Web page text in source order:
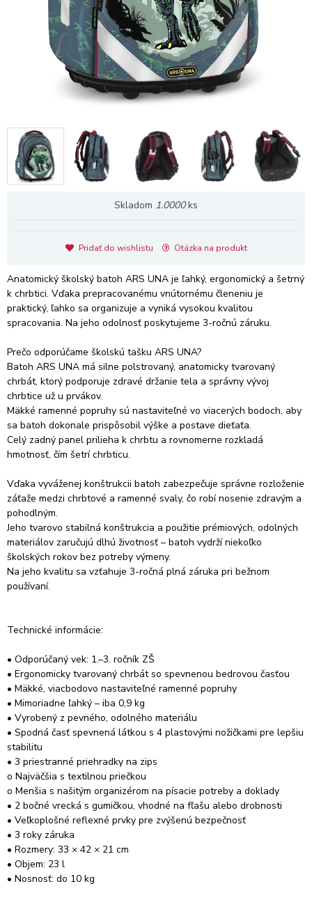
Skladom 1.0000ks
Pridať do wishlistu Otázka na produkt
Anatomický školský batoh ARS UNA je ľahký, ergonomický a šetrný
k chrbtici. Vďaka prepracovanému vnútornému členeniu je
praktický, ľahko sa organizuje a vyniká vysokou kvalitou
spracovania. Na jeho odolnosť poskytujeme 3-ročnú záruku.
Prečo odporúčame školskú tašku ARS UNA?
Batoh ARS UNA má silne polstrovaný, anatomicky tvarovaný
chrbát, ktorý podporuje zdravé držanie tela a správny vývoj
chrbtice už u prvákov.
Mäkké ramenné popruhy sú nastaviteľné vo viacerých bodoch, aby
sa batoh dokonale prispôsobil výške a postave dieťaťa.
Celý zadný panel prilieha k chrbtu a rovnomerne rozkladá
hmotnosť, čím šetrí chrbticu.
Vďaka vyváženej konštrukcii batoh zabezpečuje správne rozloženie
záťaže medzi chrbtové a ramenné svaly, čo robí nosenie zdravým a
pohodlným.
Jeho tvarovo stabilná konštrukcia a použitie prémiových, odolných
materiálov zaručujú dlhú životnosť – batoh vydrží niekoľko
školských rokov bez potreby výmeny.
Na jeho kvalitu sa vzťahuje 3-ročná plná záruka pri bežnom
používaní.
Technické informácie:
• Odporúčaný vek: 1.–3. ročník ZŠ
• Ergonomicky tvarovaný chrbát so spevnenou bedrovou časťou
• Mäkké, viacbodovo nastaviteľné ramenné popruhy
• Mimoriadne ľahký – iba 0,9 kg
• Vyrobený z pevného, odolného materiálu
• Spodná časť spevnená látkou s 4 plastovými nožičkami pre lepšiu
stabilitu
• 3 priestranné priehradky na zips
o Najväčšia s textilnou priečkou
o Menšia s našitým organizérom na písacie potreby a doklady
• 2 bočné vrecká s gumičkou, vhodné na fľašu alebo drobnosti
• Veľkoplošné reflexné prvky pre zvýšenú bezpečnosť
• 3 roky záruka
• Rozmery: 33 × 42 × 21 cm
• Objem: 23 l
• Nosnosť: do 10 kg